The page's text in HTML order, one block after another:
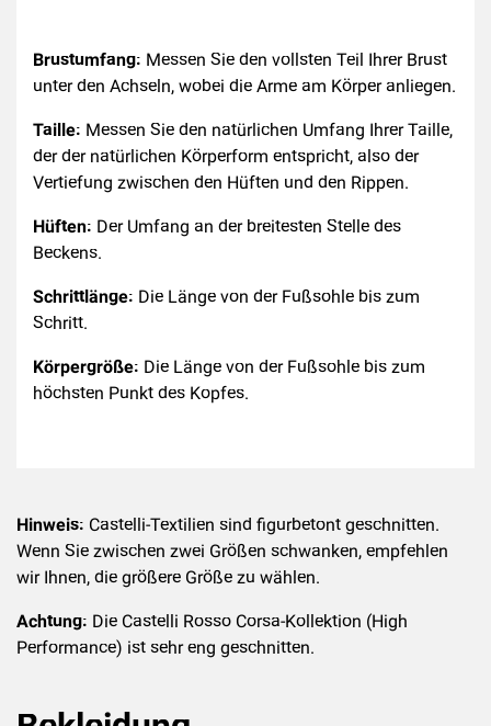
Brustumfang: Messen Sie den vollsten Teil Ihrer Brust
unter den Achseln, wobei die Arme am Körper anliegen.
Taille: Messen Sie den natürlichen Umfang Ihrer Taille,
der der natürlichen Körperform entspricht, also der
Vertiefung zwischen den Hüften und den Rippen.
Hüften: Der Umfang an der breitesten Stelle des
Beckens.
Schrittlänge: Die Länge von der Fußsohle bis zum
Schritt.
Körpergröße: Die Länge von der Fußsohle bis zum
höchsten Punkt des Kopfes.
Hinweis: Castelli-Textilien sind figurbetont geschnitten.
Wenn Sie zwischen zwei Größen schwanken, empfehlen
wir Ihnen, die größere Größe zu wählen.
Achtung: Die Castelli Rosso Corsa-Kollektion (High
Performance) ist sehr eng geschnitten.